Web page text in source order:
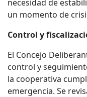
necesidad de
un momento de
Control y
El Concejo
control y
la cooperativa
emergencia. Se